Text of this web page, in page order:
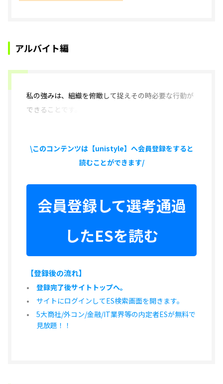
アルバイト編
私の強みは、 組織を俯瞰して捉えその時必要な行動が
できることです。
\このコンテンツは【unistyle】へ会員登録をすると
読むことができます/
会員登録して選考通過
したESを読む
【登録後の流れ】
登録完了後サイトトップへ。
サイトにログインしてES検索画面を開きます。
5大商社/外コン/金融/IT業界等の内定者ESが無料で
見放題！！